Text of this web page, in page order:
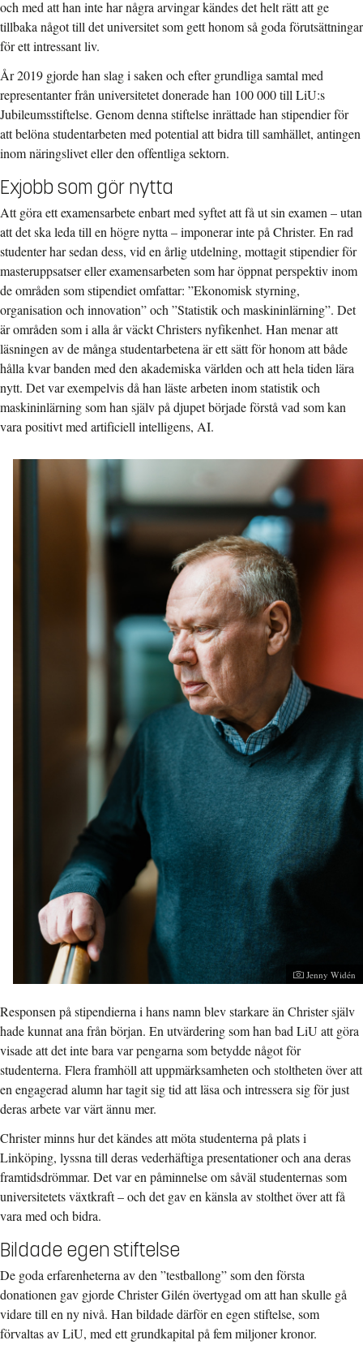
och med att han inte har några arvingar kändes det helt rätt att ge
tillbaka något till det universitet som gett honom så goda förutsättningar
för ett intressant liv.
År 2019 gjorde han slag i saken och efter grundliga samtal med
representanter från universitetet donerade han 100 000 till LiU:s
Jubileumsstiftelse. Genom denna stiftelse inrättade han stipendier för
att belöna studentarbeten med potential att bidra till samhället, antingen
inom näringslivet eller den offentliga sektorn.
Exjobb som gör nytta
Att göra ett examensarbete enbart med syftet att få ut sin examen – utan
att det ska leda till en högre nytta – imponerar inte på Christer. En rad
studenter har sedan dess, vid en årlig utdelning, mottagit stipendier för
masteruppsatser eller examensarbeten som har öppnat perspektiv inom
de områden som stipendiet omfattar: ”Ekonomisk styrning,
organisation och innovation” och ”Statistik och maskininlärning”. Det
är områden som i alla år väckt Christers nyfikenhet. Han menar att
läsningen av de många studentarbetena är ett sätt för honom att både
hålla kvar banden med den akademiska världen och att hela tiden lära
nytt. Det var exempelvis då han läste arbeten inom statistik och
maskininlärning som han själv på djupet började förstå vad som kan
vara positivt med artificiell intelligens, AI.
Jenny Widén
Responsen på stipendierna i hans namn blev starkare än Christer själv
hade kunnat ana från början. En utvärdering som han bad LiU att göra
visade att det inte bara var pengarna som betydde något för
studenterna. Flera framhöll att uppmärksamheten och stoltheten över att
en engagerad alumn har tagit sig tid att läsa och intressera sig för just
deras arbete var värt ännu mer.
Christer minns hur det kändes att möta studenterna på plats i
Linköping, lyssna till deras vederhäftiga presentationer och ana deras
framtidsdrömmar. Det var en påminnelse om såväl studenternas som
universitetets växtkraft – och det gav en känsla av stolthet över att få
vara med och bidra.
Bildade egen stiftelse
De goda erfarenheterna av den ”testballong” som den första
donationen gav gjorde Christer Gilén övertygad om att han skulle gå
vidare till en ny nivå. Han bildade därför en egen stiftelse, som
förvaltas av LiU, med ett grundkapital på fem miljoner kronor.